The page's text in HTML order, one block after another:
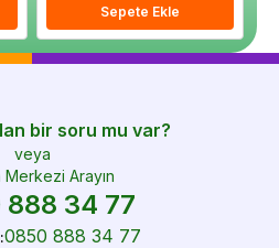
Sepete Ekle
bir soru mu var?
veya
Merkezi Arayın
888 34 77
:0850 888 34 77